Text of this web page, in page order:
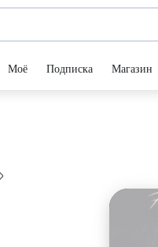
Моё Подписка Магазин